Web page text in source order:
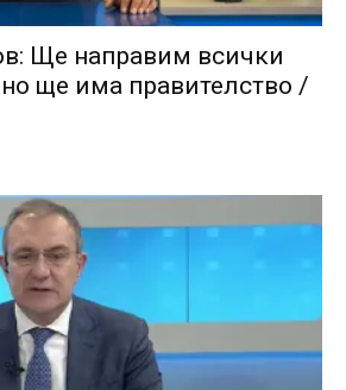
Ще направим всички
ще има правителство /